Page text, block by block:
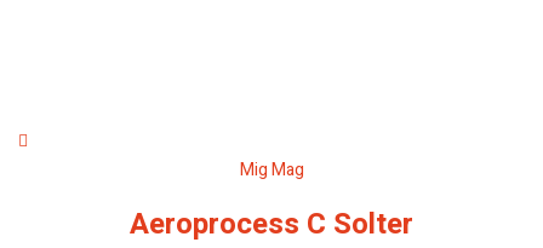
Mig Mag
Aeroprocess C Solter